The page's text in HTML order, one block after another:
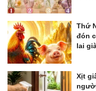
Thứ
đón
lai
Xịt